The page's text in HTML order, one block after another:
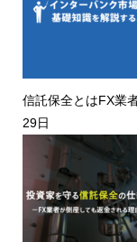
信託保全とはFX業
29日